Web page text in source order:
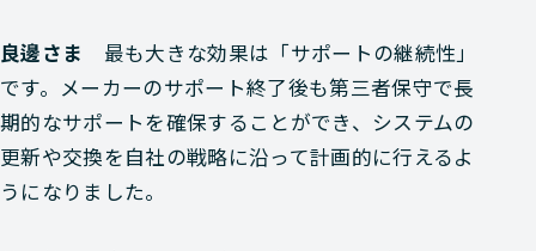
良邊さま 最も大きな効果は「サポートの継続性」
です。メーカーのサポート終了後も第三者保守で長
期的なサポートを確保することができ、システムの
更新や交換を自社の戦略に沿って計画的に行えるよ
うになりました。